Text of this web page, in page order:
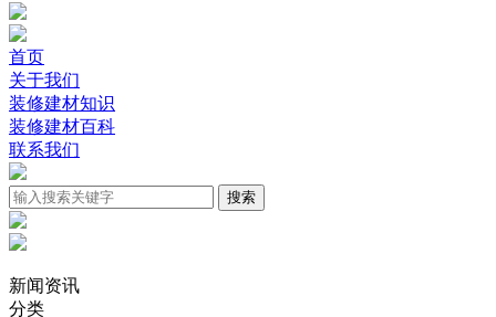
首页
关于我们
装修建材知识
装修建材百科
联系我们
新闻资讯
分类